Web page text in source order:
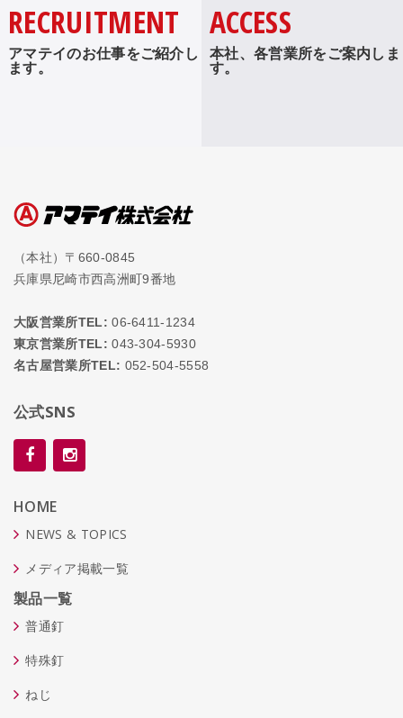
RECRUITMENT
アマテイのお仕事をご紹介し
ます。
ACCESS
本社、各営業所をご案内しま
す。
（本社）〒660-0845
兵庫県尼崎市西高洲町9番地
大阪営業所TEL: 06-6411-1234
東京営業所TEL: 043-304-5930
名古屋営業所TEL: 052-504-5558
公式SNS
HOME
NEWS & TOPICS
メディア掲載一覧
製品一覧
普通釘
特殊釘
ねじ